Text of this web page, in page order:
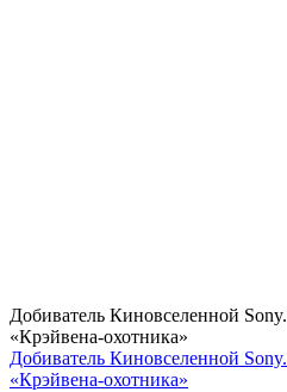
Добиватель Киновселенной
«Крэйвена-охотника»
Добиватель Киновселенной
«Крэйвена-охотника»